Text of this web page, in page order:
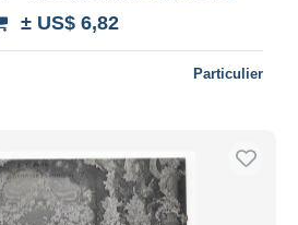
± US$ 6,82
Particulier